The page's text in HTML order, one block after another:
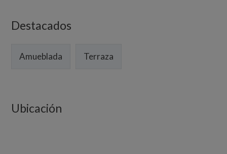
Destacados
Amueblada Terraza
Ubicación